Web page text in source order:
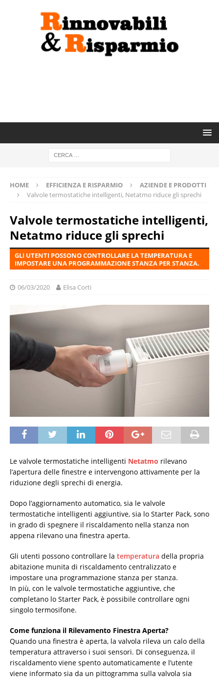
HOME EFFICIENZA E RISPARMIO
AZIENDE E PRODOTTI
Valvole termostatiche intelligenti, Netatmo riduce gli sprechi
Valvole termostatiche intelligenti,
Netatmo riduce gli sprechi
GLI UTENTI POSSONO CONTROLLARE LA TEMPERATURA E
IMPOSTARE UNA PROGRAMMAZIONE STANZA PER STANZA.
06/03/2020 Elisa Corti
Le valvole termostatiche intelligenti Netatmo rilevano
l’apertura delle finestre e intervengono attivamente per la
riduzione degli sprechi di energia.
Dopo l’aggiornamento automatico, sia le valvole
termostatiche intelligenti aggiuntive, sia lo Starter Pack, sono
in grado di spegnere il riscaldamento nella stanza non
appena rilevano una finestra aperta.
Gli utenti possono controllare la temperatura della propria
abitazione munita di riscaldamento centralizzato e
impostare una programmazione stanza per stanza.
In più, con le valvole termostatiche aggiuntive, che
completano lo Starter Pack, è possibile controllare ogni
singolo termosifone.
Come funziona il Rilevamento Finestra Aperta?
Quando una finestra è aperta, la valvola rileva un calo della
temperatura attraverso i suoi sensori. Di conseguenza, il
riscaldamento viene spento automaticamente e l’utente
viene informato sia da un pittogramma sulla valvola sia